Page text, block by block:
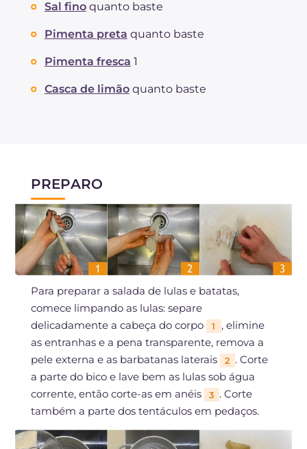
Sal fino quanto baste
Pimenta preta quanto baste
Pimenta fresca 1
Casca de limão quanto baste
PREPARO
Para preparar a salada de lulas e batatas,
comece limpando as lulas: separe
delicadamente a cabeça do corpo
1
, elimine
as entranhas e a pena transparente, remova a
pele externa e as barbatanas laterais
2 . Corte
a parte do bico e lave bem as lulas sob água
corrente, então corte-as em anéis
3 . Corte
também a parte dos tentáculos em pedaços.